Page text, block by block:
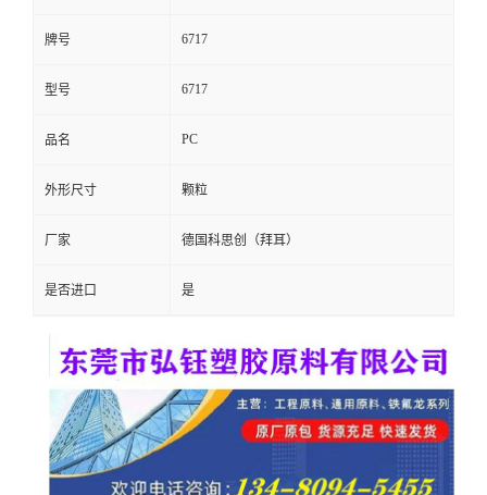
牌号 6717
型号 6717
品名 PC
外形尺寸 颗粒
厂家 德国科思创（拜耳）
是否进口 是